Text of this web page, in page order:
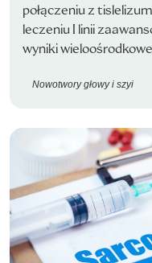
połączeniu z
leczeniu I linii
wyniki
Nowotwory głowy i szyi